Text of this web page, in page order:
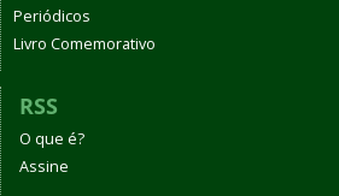
Periódicos
Livro Comemorativo
RSS
O que é?
Assine